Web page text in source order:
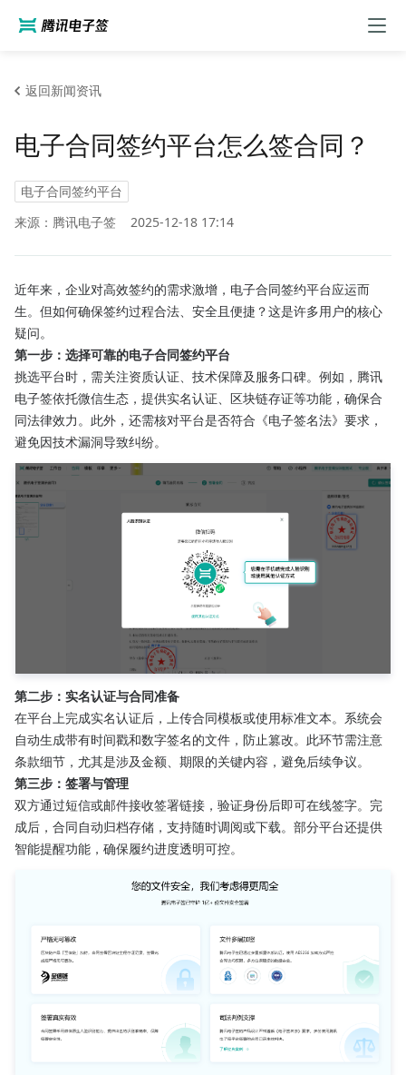
返回新闻资讯
电子合同签约平台怎么签合同？
电子合同签约平台
来源：腾讯电子签
2025-12-18 17:14
近年来，企业对高效签约的需求激增，电子合同签约平台应运而
生。但如何确保签约过程合法、安全且便捷？这是许多用户的核心
疑问。
第一步：选择可靠的电子合同签约平台
挑选平台时，需关注资质认证、技术保障及服务口碑。例如，腾讯
电子签依托微信生态，提供实名认证、区块链存证等功能，确保合
同法律效力。此外，还需核对平台是否符合《电子签名法》要求，
避免因技术漏洞导致纠纷。
第二步：实名认证与合同准备
在平台上完成实名认证后，上传合同模板或使用标准文本。系统会
自动生成带有时间戳和数字签名的文件，防止篡改。此环节需注意
条款细节，尤其是涉及金额、期限的关键内容，避免后续争议。
第三步：签署与管理
双方通过短信或邮件接收签署链接，验证身份后即可在线签字。完
成后，合同自动归档存储，支持随时调阅或下载。部分平台还提供
智能提醒功能，确保履约进度透明可控。